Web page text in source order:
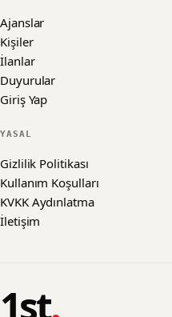
Ajanslar
Kişiler
İlanlar
Duyurular
Giriş Yap
YASAL
Gizlilik Politikası
Kullanım Koşulları
KVKK Aydınlatma
İletişim
1st.